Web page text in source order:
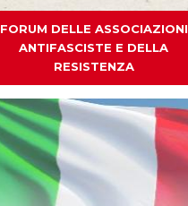
FORUM DELLE ASSOCIAZIONI
ANTIFASCISTE E DELLA
RESISTENZA